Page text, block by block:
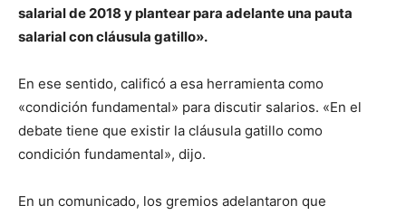
salarial de 2018 y plantear para adelante una pauta
salarial con cláusula gatillo».
En ese sentido, calificó a esa herramienta como
«condición fundamental» para discutir salarios. «En el
debate tiene que existir la cláusula gatillo como
condición fundamental», dijo.
En un comunicado, los gremios adelantaron que